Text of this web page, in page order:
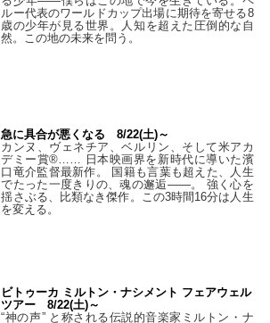
ルー代表のワールドカップ出場に期待を寄せる8
歳の少年が見る世界。人知を超えた圧倒的な自
然。この地の未来を問う。
急に具合が悪くなる 8/22(土)～
カンヌ、ヴェネチア、ベルリン、そして米アカ
デミー賞®…… 日本映画界を新時代に導いた濱
口竜介監督最新作。 国籍も言葉も超えた、人生
でたった一度きりの、魂の邂逅――。 強く心を
揺さぶる、比類なき傑作。この3時間16分は人生
を変える。
ビトゥーカ ミルトン・ナシメント フェアウェル
ツアー 8/22(土)～
“神の声” と称される伝説的音楽家ミルトン・ナ